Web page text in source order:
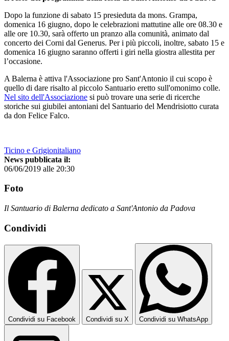
Dopo la funzione di sabato 15 presieduta da mons. Grampa,
domenica 16 giugno, dopo le celebrazioni mattutine alle ore 08.30 e
alle ore 10.30, sarà offerto un pranzo alla comunità, animato dal
concerto dei Corni dal Generus. Per i più piccoli, inoltre, sabato 15 e
domenica 16 giugno saranno offerti i giri nella giostra allestita per
l’occasione.
A Balerna è attiva l'Associazione pro Sant'Antonio il cui scopo è
quello di dare risalto al piccolo Santuario eretto sull'omonimo colle.
Nel sito dell'Associazione si può trovare una serie di ricerche
storiche sui giubilei antoniani del Santuario del Mendrisiotto curata
da don Felice Falco.
Ticino e Grigionitaliano
News pubblicata il:
06/06/2019 alle 20:30
Foto
Il Santuario di Balerna dedicato a Sant'Antonio da Padova
Condividi
Condividi su Facebook Condividi su X Condividi su WhatsApp